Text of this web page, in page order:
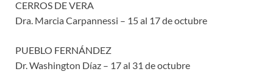
CERROS DE VERA
Dra. Marcia Carpannessi – 15 al 17 de octubre
PUEBLO FERNÁNDEZ
Dr. Washington Díaz – 17 al 31 de octubre